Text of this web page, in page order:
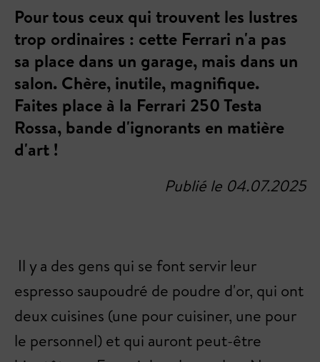
Pour tous ceux qui trouvent les lustres
trop ordinaires : cette Ferrari n'a pas
sa place dans un garage, mais dans un
salon. Chère, inutile, magnifique.
Faites place à la Ferrari 250 Testa
Rossa, bande d'ignorants en matière
d'art !
Publié le 04.07.2025
Il y a des gens qui se font servir leur
espresso saupoudré de poudre d'or, qui ont
deux cuisines (une pour cuisiner, une pour
le personnel) et qui auront peut-être